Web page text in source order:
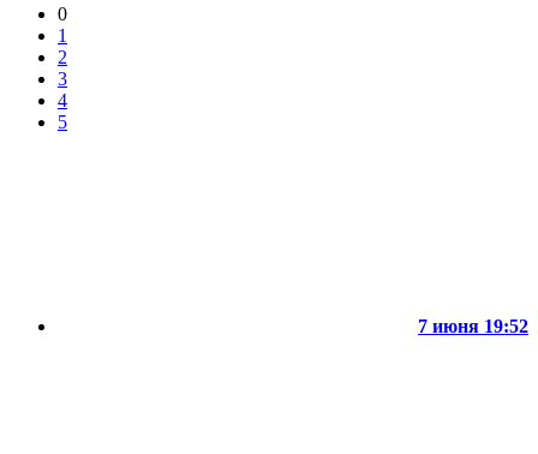
0
1
2
3
4
5
7 июня 19:52